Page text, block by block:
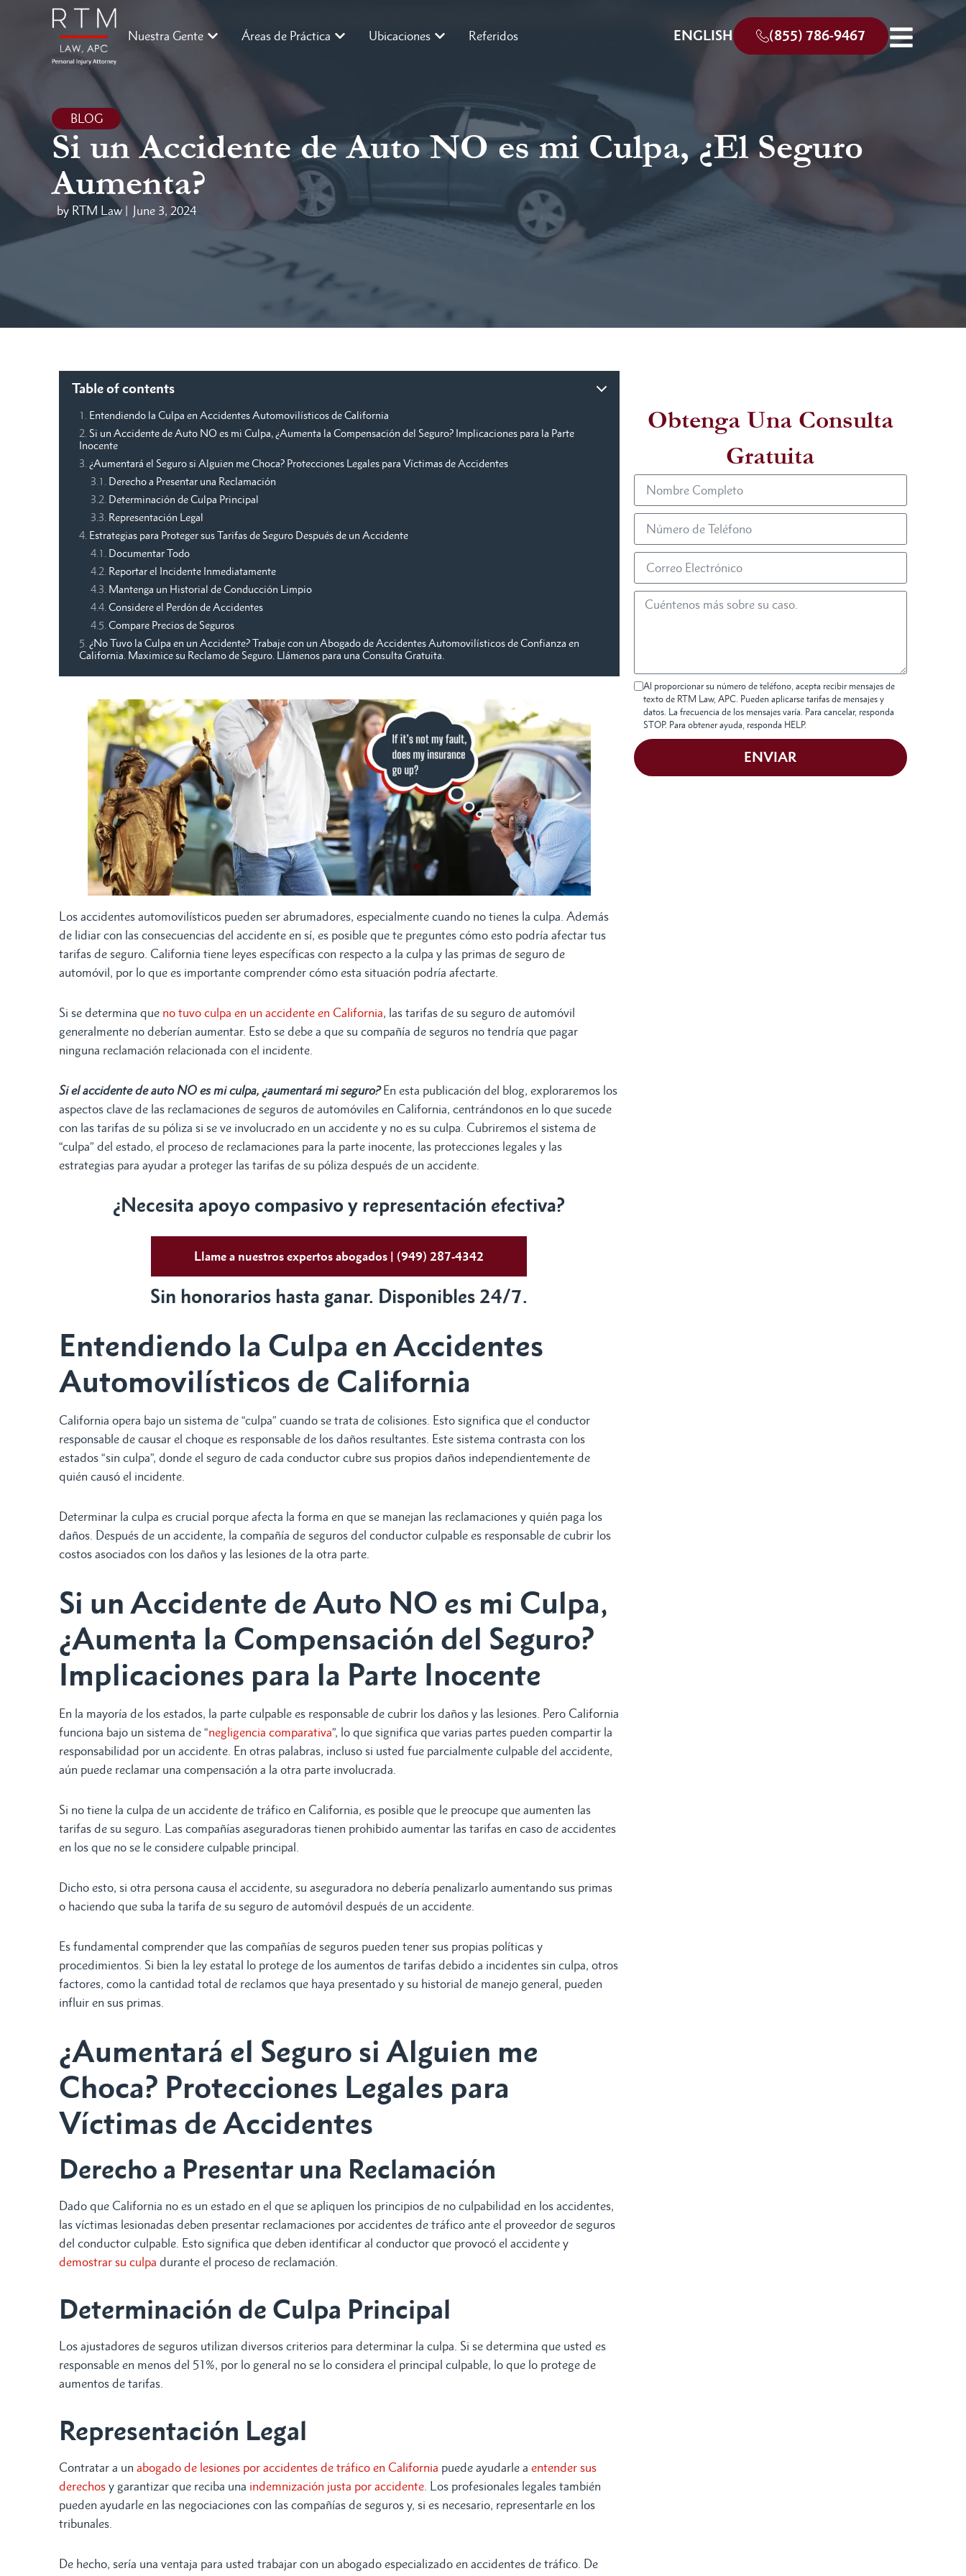
Nuestra Gente Áreas de Práctica Ubicaciones Referidos ENGLISH (855) 786-9467
BLOG
Si un Accidente de Auto NO es mi Culpa, ¿El Seguro
Aumenta?
by RTM Law | June 3, 2024
Table of contents
Entendiendo la Culpa en Accidentes Automovilísticos de California
Si un Accidente de Auto NO es mi Culpa, ¿Aumenta la Compensación del Seguro? Implicaciones para la Parte
Inocente
¿Aumentará el Seguro si Alguien me Choca? Protecciones Legales para Víctimas de Accidentes
Derecho a Presentar una Reclamación
Determinación de Culpa Principal
Representación Legal
Estrategias para Proteger sus Tarifas de Seguro Después de un Accidente
Documentar Todo
Reportar el Incidente Inmediatamente
Mantenga un Historial de Conducción Limpio
Considere el Perdón de Accidentes
Compare Precios de Seguros
¿No Tuvo la Culpa en un Accidente? Trabaje con un Abogado de Accidentes Automovilísticos de Confianza en
California. Maximice su Reclamo de Seguro. Llámenos para una Consulta Gratuita.
Los accidentes automovilísticos pueden ser abrumadores, especialmente cuando no tienes la culpa. Además
de lidiar con las consecuencias del accidente en sí, es posible que te preguntes cómo esto podría afectar tus
tarifas de seguro. California tiene leyes específicas con respecto a la culpa y las primas de seguro de
automóvil, por lo que es importante comprender cómo esta situación podría afectarte.
Si se determina que no tuvo culpa en un accidente en California, las tarifas de su seguro de automóvil
generalmente no deberían aumentar. Esto se debe a que su compañía de seguros no tendría que pagar
ninguna reclamación relacionada con el incidente.
Si el accidente de auto NO es mi culpa, ¿aumentará mi seguro?En esta publicación del blog, exploraremos los
aspectos clave de las reclamaciones de seguros de automóviles en California, centrándonos en lo que sucede
con las tarifas de su póliza si se ve involucrado en un accidente y no es su culpa. Cubriremos el sistema de
“culpa” del estado, el proceso de reclamaciones para la parte inocente, las protecciones legales y las
estrategias para ayudar a proteger las tarifas de su póliza después de un accidente.
¿Necesita apoyo compasivo y representación efectiva?
Llame a nuestros expertos abogados | (949) 287-4342
Sin honorarios hasta ganar. Disponibles 24/7.
Entendiendo la Culpa en Accidentes
Automovilísticos de California
California opera bajo un sistema de “culpa” cuando se trata de colisiones. Esto significa que el conductor
responsable de causar el choque es responsable de los daños resultantes. Este sistema contrasta con los
estados “sin culpa”, donde el seguro de cada conductor cubre sus propios daños independientemente de
quién causó el incidente.
Determinar la culpa es crucial porque afecta la forma en que se manejan las reclamaciones y quién paga los
daños. Después de un accidente, la compañía de seguros del conductor culpable es responsable de cubrir los
costos asociados con los daños y las lesiones de la otra parte.
Si un Accidente de Auto NO es mi Culpa,
¿Aumenta la Compensación del Seguro?
Implicaciones para la Parte Inocente
En la mayoría de los estados, la parte culpable es responsable de cubrir los daños y las lesiones. Pero California
funciona bajo un sistema de “negligencia comparativa”, lo que significa que varias partes pueden compartir la
responsabilidad por un accidente. En otras palabras, incluso si usted fue parcialmente culpable del accidente,
aún puede reclamar una compensación a la otra parte involucrada.
Si no tiene la culpa de un accidente de tráfico en California, es posible que le preocupe que aumenten las
tarifas de su seguro. Las compañías aseguradoras tienen prohibido aumentar las tarifas en caso de accidentes
en los que no se le considere culpable principal.
Dicho esto, si otra persona causa el accidente, su aseguradora no debería penalizarlo aumentando sus primas
o haciendo que suba la tarifa de su seguro de automóvil después de un accidente.
Es fundamental comprender que las compañías de seguros pueden tener sus propias políticas y
procedimientos. Si bien la ley estatal lo protege de los aumentos de tarifas debido a incidentes sin culpa, otros
factores, como la cantidad total de reclamos que haya presentado y su historial de manejo general, pueden
influir en sus primas.
¿Aumentará el Seguro si Alguien me
Choca? Protecciones Legales para
Víctimas de Accidentes
Derecho a Presentar una Reclamación
Dado que California no es un estado en el que se apliquen los principios de no culpabilidad en los accidentes,
las víctimas lesionadas deben presentar reclamaciones por accidentes de tráfico ante el proveedor de seguros
del conductor culpable. Esto significa que deben identificar al conductor que provocó el accidente y
demostrar su culpa durante el proceso de reclamación.
Determinación de Culpa Principal
Los ajustadores de seguros utilizan diversos criterios para determinar la culpa. Si se determina que usted es
responsable en menos del 51%, por lo general no se lo considera el principal culpable, lo que lo protege de
aumentos de tarifas.
Representación Legal
Contratar a un abogado de lesiones por accidentes de tráfico en California puede ayudarle a entender sus
derechos y garantizar que reciba una indemnización justa por accidente. Los profesionales legales también
pueden ayudarle en las negociaciones con las compañías de seguros y, si es necesario, representarle en los
tribunales.
De hecho, sería una ventaja para usted trabajar con un abogado especializado en accidentes de tráfico. De
Obtenga Una Consulta
Gratuita
Al proporcionar su número de teléfono, acepta recibir mensajes de
texto de RTM Law, APC. Pueden aplicarse tarifas de mensajes y
datos. La frecuencia de los mensajes varía. Para cancelar, responda
STOP. Para obtener ayuda, responda HELP.
ENVIAR